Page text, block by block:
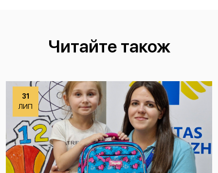
Читайте також
31
ЛИП